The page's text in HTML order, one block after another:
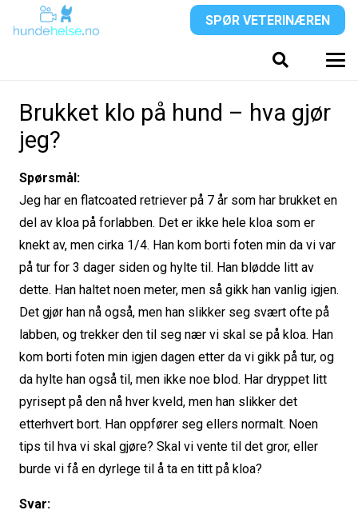
SPØR VETERINÆREN
Brukket klo på hund – hva gjør
jeg?
Spørsmål:
Jeg har en flatcoated retriever på 7 år som har brukket en
del av kloa på forlabben. Det er ikke hele kloa som er
knekt av, men cirka 1/4. Han kom borti foten min da vi var
på tur for 3 dager siden og hylte til. Han blødde litt av
dette. Han haltet noen meter, men så gikk han vanlig igjen.
Det gjør han nå også, men han slikker seg svært ofte på
labben, og trekker den til seg nær vi skal se på kloa. Han
kom borti foten min igjen dagen etter da vi gikk på tur, og
da hylte han også til, men ikke noe blod. Har dryppet litt
pyrisept på den nå hver kveld, men han slikker det
etterhvert bort. Han oppfører seg ellers normalt. Noen
tips til hva vi skal gjøre? Skal vi vente til det gror, eller
burde vi få en dyrlege til å ta en titt på kloa?
Svar: